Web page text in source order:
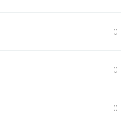
0
0
0